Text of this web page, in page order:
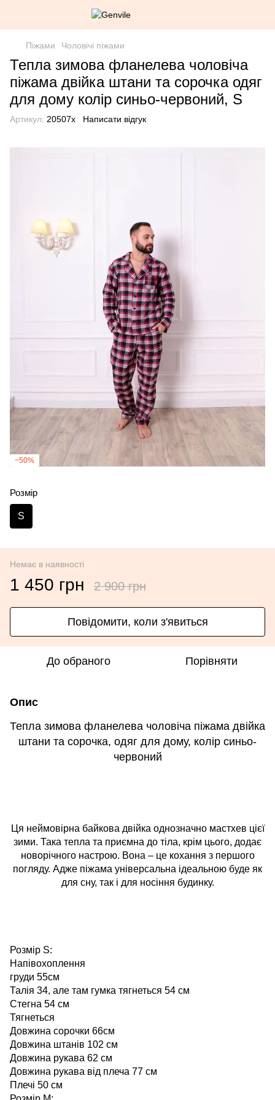
Піжами Чоловічі піжами
Тепла зимова фланелева чоловіча
піжама двійка штани та сорочка одяг
для дому колір синьо-червоний, S
Артикул: 20507х Написати відгук
−50%
Розмір
S
Немає в наявності
1 450 грн 2 900 грн
Повідомити, коли з'явиться
До обраного Порівняти
Опис
Тепла зимова фланелева чоловіча піжама двійка
штани та сорочка, одяг для дому, колір синьо-
червоний
Ця неймовірна байкова двійка однозначно мастхев цієї
зими. Така тепла та приємна до тіла, крім цього, додає
новорічного настрою. Вона – це кохання з першого
погляду. Адже піжама універсальна ідеальною буде як
для сну, так і для носіння будинку.
Розмір S:
Напівохоплення
груди 55см
Талія 34, але там гумка тягнеться 54 см
Стегна 54 см
Тягнеться
Довжина сорочки 66см
Довжина штанів 102 см
Довжина рукава 62 см
Довжина рукава від плеча 77 см
Плечі 50 см